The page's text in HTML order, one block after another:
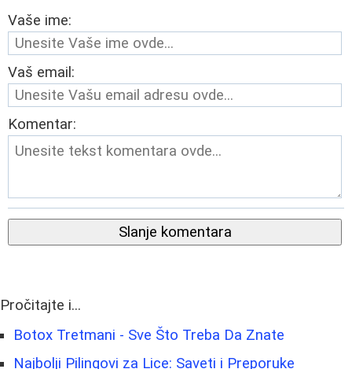
Vaše ime:
Vaš email:
Komentar:
Slanje komentara
Pročitajte i...
Botox Tretmani - Sve Što Treba Da Znate
Najbolji Pilingovi za Lice: Saveti i Preporuke